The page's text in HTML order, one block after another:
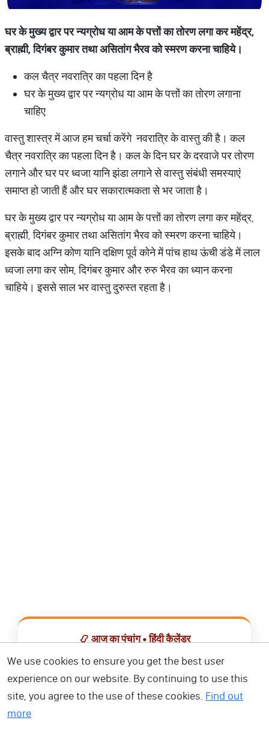
घर के मुख्य द्वार पर न्यग्रोध या आम के पत्तों का तोरण लगा कर महेंद्र,
ब्राह्मी, दिगंबर कुमार तथा असितांग भैरव को स्मरण करना चाहिये।
कल चैत्र नवरात्रि का पहला दिन है
घर के मुख्य द्वार पर न्यग्रोध या आम के पत्तों का तोरण लगाना
चाहिए
वास्तु शास्त्र में आज हम चर्चा करेंगे नवरात्रि के वास्तु की है। कल
चैत्र नवरात्रि का पहला दिन है। कल के दिन घर के दरवाजे पर तोरण
लगाने और घर पर ध्वजा यानि झंडा लगाने से वास्तु संबंधी समस्याएं
समाप्त हो जाती हैं और घर सकारात्मकता से भर जाता है।
घर के मुख्य द्वार पर न्यग्रोध या आम के पत्तों का तोरण लगा कर महेंद्र,
ब्राह्मी, दिगंबर कुमार तथा असितांग भैरव को स्मरण करना चाहिये।
इसके बाद अग्नि कोण यानि दक्षिण पूर्व कोने में पांच हाथ ऊंची डंडे में लाल
ध्वजा लगा कर सोम, दिगंबर कुमार और रुरु भैरव का ध्यान करना
चाहिये। इससे साल भर वास्तु दुरुस्त रहता है।
📿 आज का पंचांग • हिंदी कैलेंडर
सभी व्रत, त्योहार, शुभ मुहूर्त और राशिफल एक ही ऐप में देखें।
📅 हिंदी कैलेंडर ऐप डाउनलोड करें
We use cookies to ensure you get the best user
experience on our website. By continuing to use this
site, you agree to the use of these cookies. Find out
more